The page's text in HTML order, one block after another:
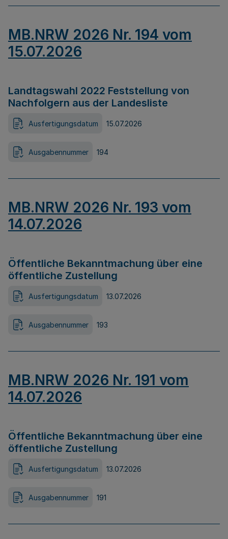
MB.NRW 2026 Nr. 194 vom
15.07.2026
Landtagswahl 2022 Feststellung von
Nachfolgern aus der Landesliste
Ausfertigungsdatum 15.07.2026
Ausgabennummer 194
MB.NRW 2026 Nr. 193 vom
14.07.2026
Öffentliche Bekanntmachung über eine
öffentliche Zustellung
Ausfertigungsdatum 13.07.2026
Ausgabennummer 193
MB.NRW 2026 Nr. 191 vom
14.07.2026
Öffentliche Bekanntmachung über eine
öffentliche Zustellung
Ausfertigungsdatum 13.07.2026
Ausgabennummer 191